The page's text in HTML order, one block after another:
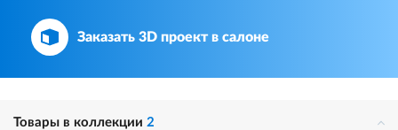
Заказать 3D проект в салоне
Товары в коллекции 2